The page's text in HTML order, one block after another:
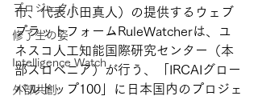
プロジェクト
修了生の姿
Intelligence Watch
外部共創
市、代表小田真人）の提供するウェブ
プラットフォームRuleWatcherは、ユ
ネスコ人工知能国際研究センター（本
部スロベニア）が行う、「IRCAIグロー
バルトップ100」に日本国内のプロジェ